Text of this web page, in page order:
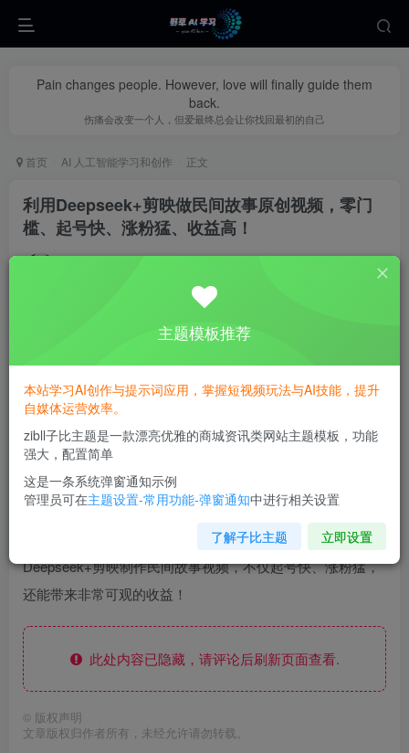
Pain changes people. However, love will finally guide them
back.
伤痛会改变一个人，但爱最终总会让你找回最初的自己
首页 AI 人工智能学习和创作 正文
利用Deepseek+剪映做民间故事原创视频，零门
槛、起号快、涨粉猛、收益高！
私信
利用Deepseek+剪映做民间故事原创视频，零门槛、起号
快、涨粉猛、收益高！
今天，我就来给大家分享一个超级实用的方法——用
Deepseek+剪映制作民间故事视频，不仅起号快、涨粉猛，
还能带来非常可观的收益！
此处内容已隐藏，请评论后刷新页面查看.
© 版权声明
文章版权归作者所有，未经允许请勿转载。
主题模板推荐
本站学习AI创作与提示词应用，掌握短视频玩法与AI技能，提升
自媒体运营效率。
zibll子比主题是一款漂亮优雅的商城资讯类网站主题模板，功能
强大，配置简单
这是一条系统弹窗通知示例
管理员可在主题设置-常用功能-弹窗通知中进行相关设置
了解子比主题 立即设置